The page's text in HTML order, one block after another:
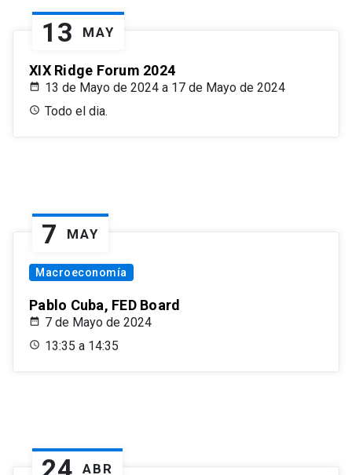
13 MAY
XIX Ridge Forum 2024
13 de Mayo de 2024 a 17 de Mayo de 2024
Todo el dia.
7 MAY
Macroeconomía
Pablo Cuba, FED Board
7 de Mayo de 2024
13:35 a 14:35
ABR